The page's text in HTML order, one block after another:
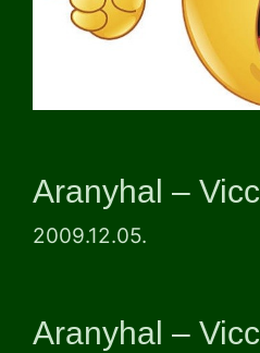
Aranyhal – Vicc
2009.12.05.
Aranyhal – Vicc